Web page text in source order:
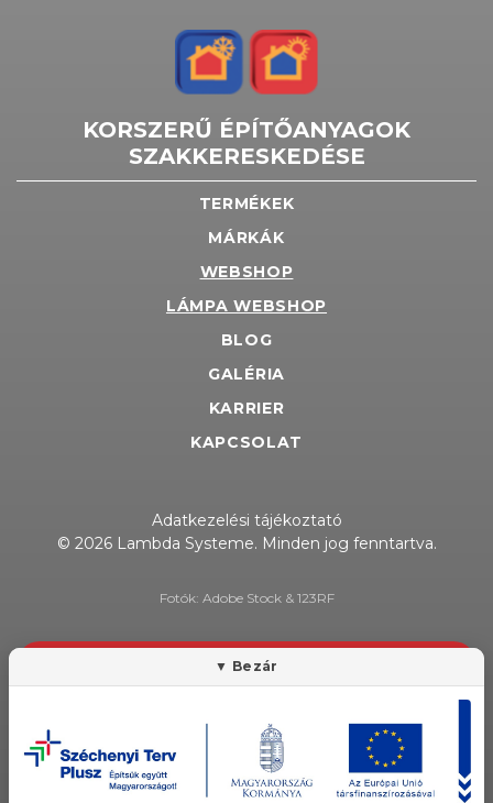
KORSZERŰ ÉPÍTŐANYAGOK
SZAKKERESKEDÉSE
TERMÉKEK
MÁRKÁK
WEBSHOP
LÁMPA WEBSHOP
BLOG
GALÉRIA
KARRIER
KAPCSOLAT
Adatkezelési tájékoztató
© 2026 Lambda Systeme. Minden jog fenntartva.
Fotók: Adobe Stock & 123RF
HÍRLEVÉL FELIRATKOZÁS